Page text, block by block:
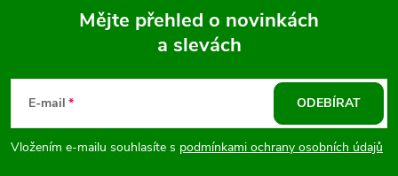
p
Mějte přehled o novinkách
a slevách
E-mail
Vložením e-mailu souhlasíte s podmínkami ochrany osobních údajů
ODEBÍRAT